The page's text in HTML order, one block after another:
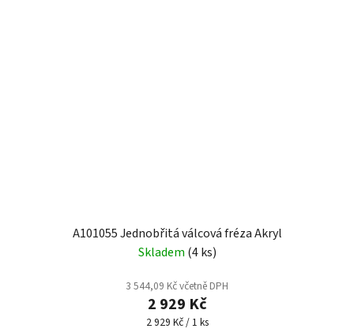
A101055 Jednobřitá válcová fréza Akryl
Skladem (4 ks)
3 544,09 Kč včetně DPH
2 929 Kč
Měrná
2 929 Kč / 1 ks